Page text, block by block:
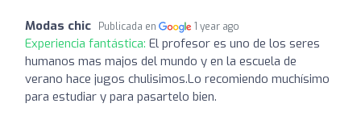
Modas chic Publicada en 1 year ago
Experiencia fantástica: El profesor es uno de los seres
humanos mas majos del mundo y en la escuela de
verano hace jugos chulisimos.Lo recomiendo muchísimo
para estudiar y para pasartelo bien.